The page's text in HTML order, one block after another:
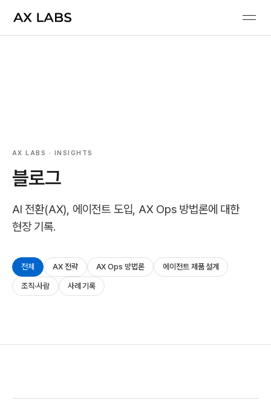
AX LABS · INSIGHTS
블로그
AI 전환(AX), 에이전트 도입, AX Ops 방법론에 대한
현장 기록.
전체 AX 전략 AX Ops 방법론 에이전트 제품 설계
조직·사람 사례 기록